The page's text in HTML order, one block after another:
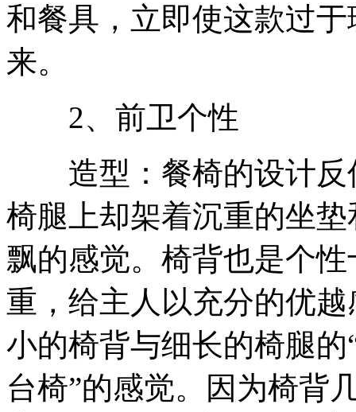
和餐具，立即使这款过
来。
2、前卫个性
造型：餐椅的设计反
椅腿上却架着沉重的坐
飘的感觉。椅背也是个
重，给主人以充分的优
小的椅背与细长的椅腿
台椅”的感觉。因为椅背